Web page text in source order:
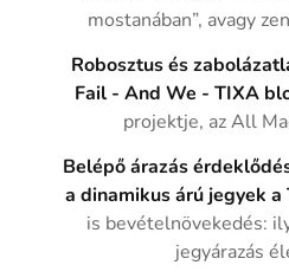
mostanában”, avagy
Robosztus és
Fail - And We - TIXA
projektje, az All
Belépő árazás
a dinamikus árú jegyek a
is bevételnövekedés:
jegyárazás